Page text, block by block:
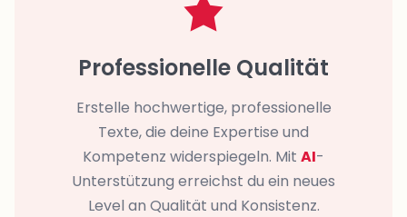
Professionelle Qualität
Erstelle hochwertige, professionelle
Texte, die deine Expertise und
Kompetenz widerspiegeln. Mit AI-
Unterstützung erreichst du ein neues
Level an Qualität und Konsistenz.